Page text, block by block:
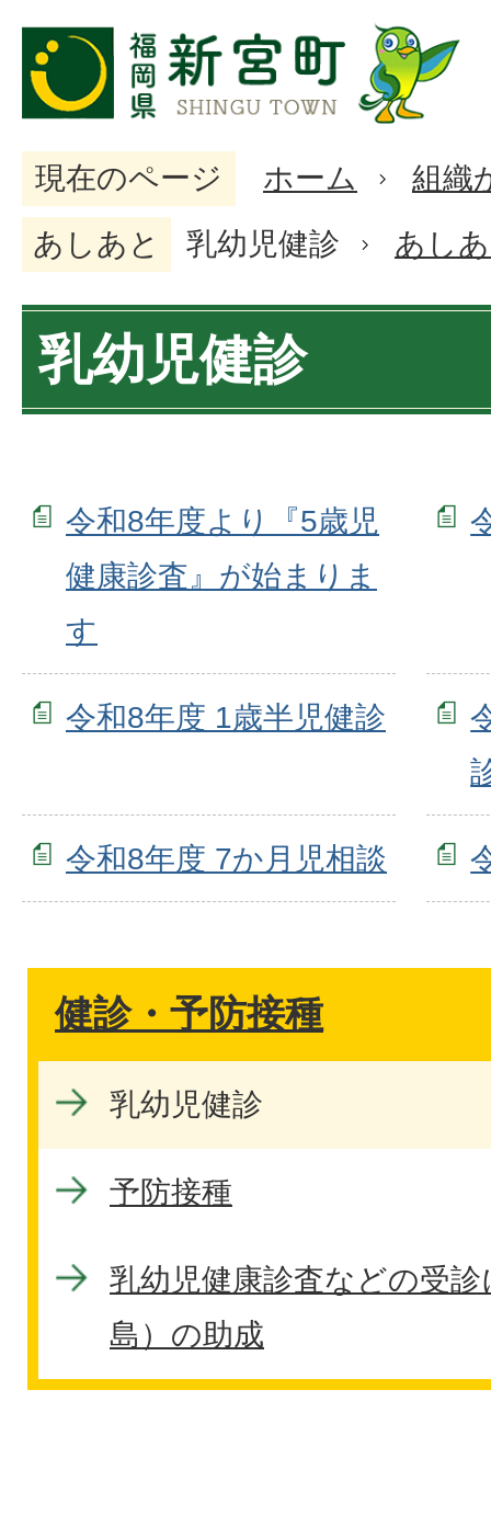
現在のページ ホーム
組織
あしあと
乳幼児健診 あし
乳幼児健診
令和8年度より『5歳児
健康診査』が始まりま
す
令和8年度 1歳半児健診
令和8年度 7か月児相談
健診・予防接種
乳幼児健診
予防接種
乳幼児健康診査などの受
島）の助成